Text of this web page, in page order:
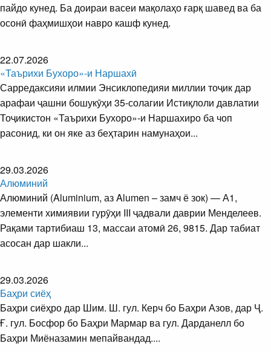
пайдо кунед. Ба доираи васеи мақолаҳо ғарқ шавед ва ба
осонӣ фаҳмишҳои навро кашф кунед.
22.07.2026
«Таърихи Бухоро»-и Наршахӣ
Сарредаксияи илмии Энсиклопедияи миллии тоҷик дар
арафаи ҷашни бошукӯҳи 35-солагии Истиқлоли давлатии
Тоҷикистон «Таърихи Бухоро»-и Наршахиро ба чоп
расонид, ки он яке аз беҳтарин намунаҳои...
29.03.2026
Алюминий
Алюминий (Aluminium, аз Alumen – замч ё зок) — А1,
элементи химиявии гурӯҳи III ҷадвали даврии Менделеев.
Рақами тартибиаш 13, массаи атомӣ 26, 9815. Дар табиат
асосан дар шакли...
29.03.2026
Баҳри сиёҳ
Баҳри сиёҳро дар Шим. Ш. гул. Керч бо Баҳри Азов, дар Ҷ.
Ғ. гул. Босфор бо Баҳри Мармар ва гул. Дарданелл бо
Баҳри Миёназамин мепайвандад....